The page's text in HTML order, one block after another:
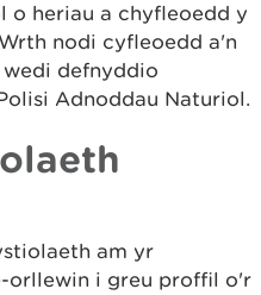
o heriau a chyfleoedd y
nodi cyfleoedd a'n
defnyddio
Adnoddau Naturiol.
am yr
orllewin i greu proffil o'r